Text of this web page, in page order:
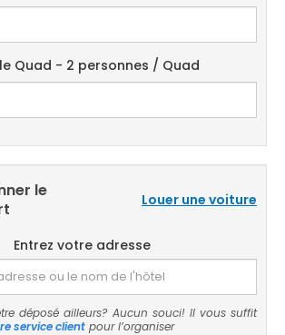
Quad - 2 personnes / Quad
le
Louer une voiture
Entrez votre adresse
déposé ailleurs? Aucun souci! Il vous suffit
service client pour l’organiser